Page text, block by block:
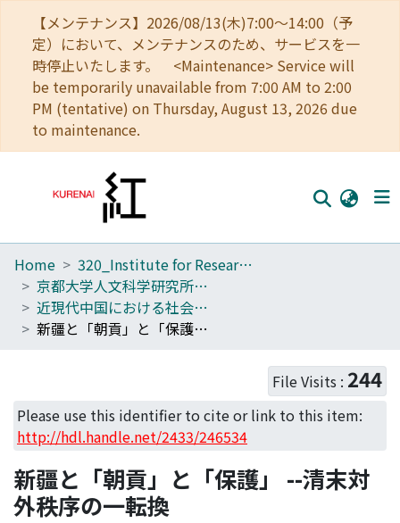
【メンテナンス】2026/08/13(木)7:00～14:00（予
定）において、メンテナンスのため、サービスを一
時停止いたします。 <Maintenance> Service will
be temporarily unavailable from 7:00 AM to 2:00
PM (tentative) on Thursday, August 13, 2026 due
to maintenance.
Home
Communities
Browse
Access Statistics
Library Network
Home
320_Institute for Research in Humanities
京都大学人文科学研究所附属現代中国研究センター研究報告
近現代中国における社会経済制度の再編
新疆と「朝貢」と「保護」 --清末対外秩序の一転換
File Visits : 244
Please use this identifier to cite or link to this item:
http://hdl.handle.net/2433/246534
新疆と「朝貢」と「保護」 --清末対
外秩序の一転換